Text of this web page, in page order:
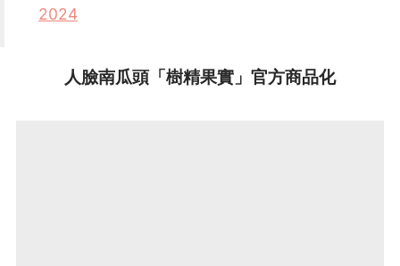
2024
人臉南瓜頭「樹精果實」官方商品化